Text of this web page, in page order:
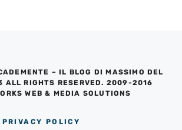
– IL BLOG DI MASSIMO DEL
ALL RIGHTS RESERVED. 2009-2016
WEB & MEDIA SOLUTIONS
PRIVACY POLICY